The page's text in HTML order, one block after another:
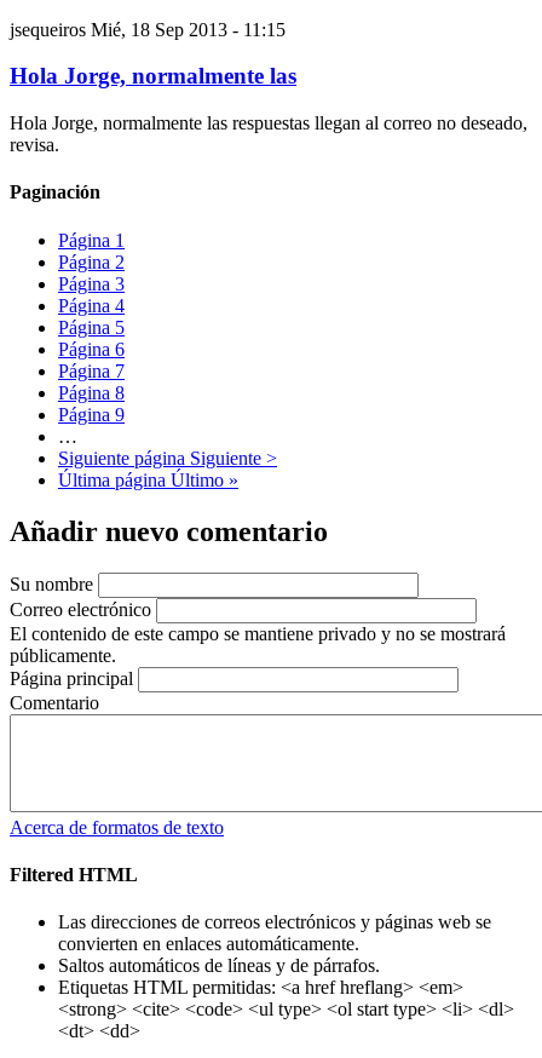
jsequeiros Mié, 18 Sep 2013 - 11:15
Hola Jorge, normalmente las
Hola Jorge, normalmente las respuestas llegan al correo no deseado,
revisa.
Paginación
Página 1
Página 2
Página 3
Página 4
Página 5
Página 6
Página 7
Página 8
Página 9
…
Siguiente página Siguiente >
Última página Último »
Añadir nuevo comentario
Su nombre
Correo electrónico
El contenido de este campo se mantiene privado y no se mostrará
públicamente.
Página principal
Comentario
Acerca de formatos de texto
Filtered HTML
Las direcciones de correos electrónicos y páginas web se
convierten en enlaces automáticamente.
Saltos automáticos de líneas y de párrafos.
Etiquetas HTML permitidas: <a href hreflang> <em>
<strong> <cite> <code> <ul type> <ol start type> <li> <dl>
<dt> <dd>